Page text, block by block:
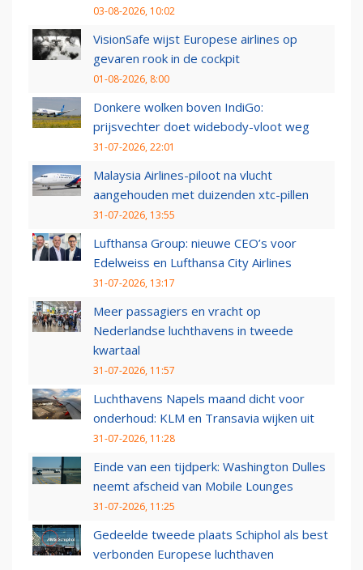
03-08-2026, 10:02
VisionSafe wijst Europese airlines op
gevaren rook in de cockpit
01-08-2026, 8:00
Donkere wolken boven IndiGo:
prijsvechter doet widebody-vloot weg
31-07-2026, 22:01
Malaysia Airlines-piloot na vlucht
aangehouden met duizenden xtc-pillen
31-07-2026, 13:55
Lufthansa Group: nieuwe CEO’s voor
Edelweiss en Lufthansa City Airlines
31-07-2026, 13:17
Meer passagiers en vracht op
Nederlandse luchthavens in tweede
kwartaal
31-07-2026, 11:57
Luchthavens Napels maand dicht voor
onderhoud: KLM en Transavia wijken uit
31-07-2026, 11:28
Einde van een tijdperk: Washington Dulles
neemt afscheid van Mobile Lounges
31-07-2026, 11:25
Gedeelde tweede plaats Schiphol als best
verbonden Europese luchthaven